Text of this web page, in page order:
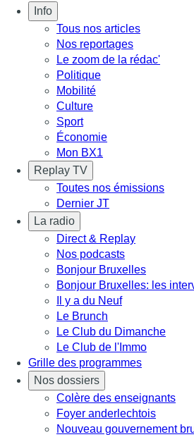
Info
Tous nos articles
Nos reportages
Le zoom de la rédac'
Politique
Mobilité
Culture
Sport
Économie
Mon BX1
Replay TV
Toutes nos émissions
Dernier JT
La radio
Direct & Replay
Nos podcasts
Bonjour Bruxelles
Bonjour Bruxelles: les
Il y a du Neuf
Le Brunch
Le Club du Dimanche
Le Club de l'Immo
Grille des programmes
Nos dossiers
Colère des enseignants
Foyer anderlechtois
Nouveau gouvernement